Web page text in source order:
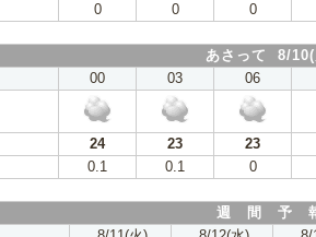
0 0 0
あさって 8/10(
00 03 06
24 23 23
0.1 0.1 0
週 間 予